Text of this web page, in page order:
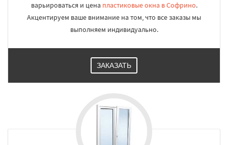
варьироваться и цена пластиковые окна в Софрино.
Акцентируем ваше внимание на том, что все заказы мы
выполняем индивидуально.
ЗАКАЗАТЬ